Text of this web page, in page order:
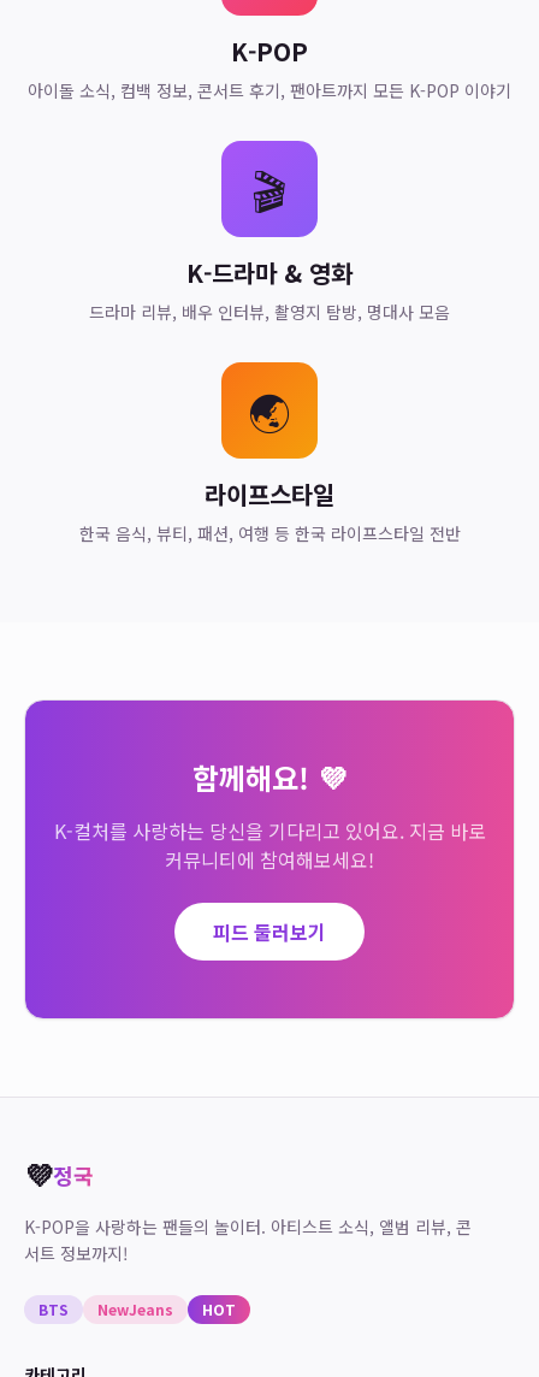
K-POP
아이돌 소식, 컴백 정보, 콘서트 후기, 팬아트까지 모든 K-POP 이야기
🎬
K-드라마 & 영화
드라마 리뷰, 배우 인터뷰, 촬영지 탐방, 명대사 모음
🌏
라이프스타일
한국 음식, 뷰티, 패션, 여행 등 한국 라이프스타일 전반
함께해요! 💜
K-컬처를 사랑하는 당신을 기다리고 있어요. 지금 바로
커뮤니티에 참여해보세요!
피드 둘러보기
💜정국
K-POP을 사랑하는 팬들의 놀이터. 아티스트 소식, 앨범 리뷰, 콘
서트 정보까지!
BTS NewJeans HOT